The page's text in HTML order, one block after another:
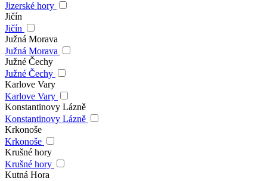
Jizerské hory
Jičín
Jičín
Južná Morava
Južná Morava
Južné Čechy
Južné Čechy
Karlove Vary
Karlove Vary
Konstantinovy Lázně
Konstantinovy Lázně
Krkonoše
Krkonoše
Krušné hory
Krušné hory
Kutná Hora